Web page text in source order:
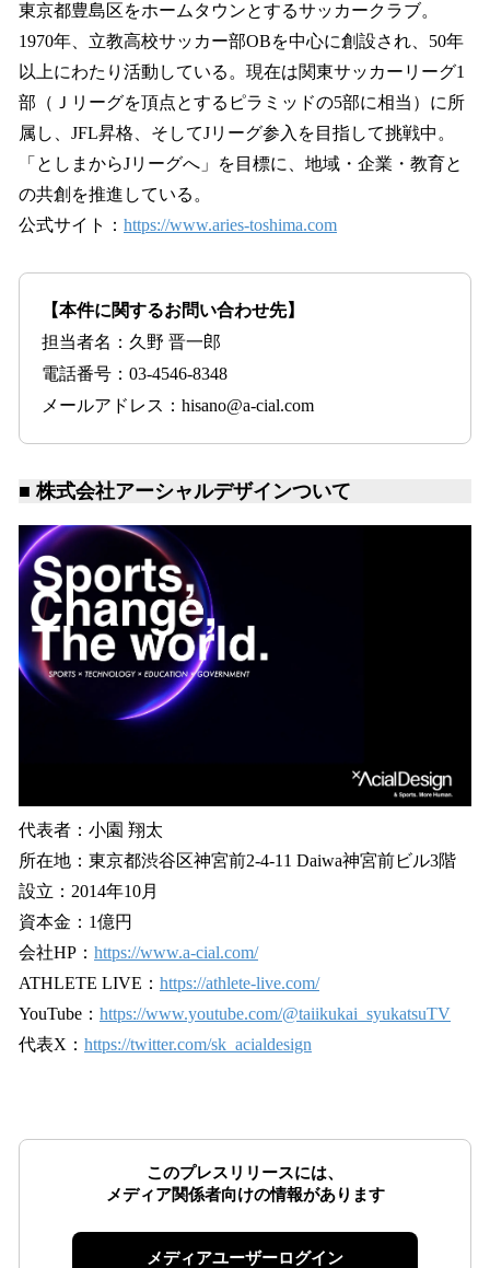
東京都豊島区をホームタウンとするサッカークラブ。
1970年、立教高校サッカー部OBを中心に創設され、50年
以上にわたり活動している。現在は関東サッカーリーグ1
部（Ｊリーグを頂点とするピラミッドの5部に相当）に所
属し、JFL昇格、そしてJリーグ参入を目指して挑戦中。
「としまからJリーグへ」を目標に、地域・企業・教育と
の共創を推進している。
公式サイト： https://www.aries-toshima.com
【本件に関するお問い合わせ先】
担当者名：久野 晋一郎
電話番号：03-4546-8348
メールアドレス：hisano@a-cial.com
■ 株式会社アーシャルデザインついて
代表者：小園 翔太
所在地：東京都渋谷区神宮前2-4-11 Daiwa神宮前ビル3階
設立：2014年10月
資本金：1億円
会社HP： https://www.a-cial.com/
ATHLETE LIVE： https://athlete-live.com/
YouTube： https://www.youtube.com/@taiikukai_syukatsuTV
代表X： https://twitter.com/sk_acialdesign
このプレスリリースには、
メディア関係者向けの情報があります
メディアユーザーログイン